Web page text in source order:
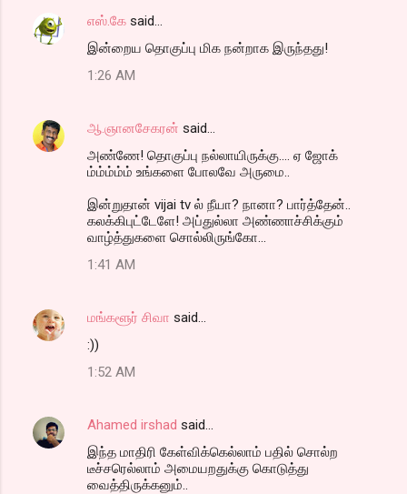
எஸ்.கே said…
இன்றைய தொகுப்பு மிக நன்றாக இருந்தது!
1:26 AM
ஆ.ஞானசேகரன் said…
அண்ணே! தொகுப்பு நல்லாயிருக்கு.... ஏ ஜோக்
ம்ம்ம்ம்ம் உங்களை போலவே அருமை..
இன்றுதான் vijai tv ல் நீயா? நானா? பார்த்தேன்..
கலக்கிபுட்டேளே! அப்துல்லா அண்ணாச்சிக்கும்
வாழ்த்துகளை சொல்லிருங்கோ...
1:41 AM
மங்களூர் சிவா said…
:))
1:52 AM
Ahamed irshad said…
இந்த மாதிரி கேள்விக்கெல்லாம் பதில் சொல்ற
டீச்சரெல்லாம் அமையறதுக்கு கொடுத்து
வைத்திருக்கனும்..